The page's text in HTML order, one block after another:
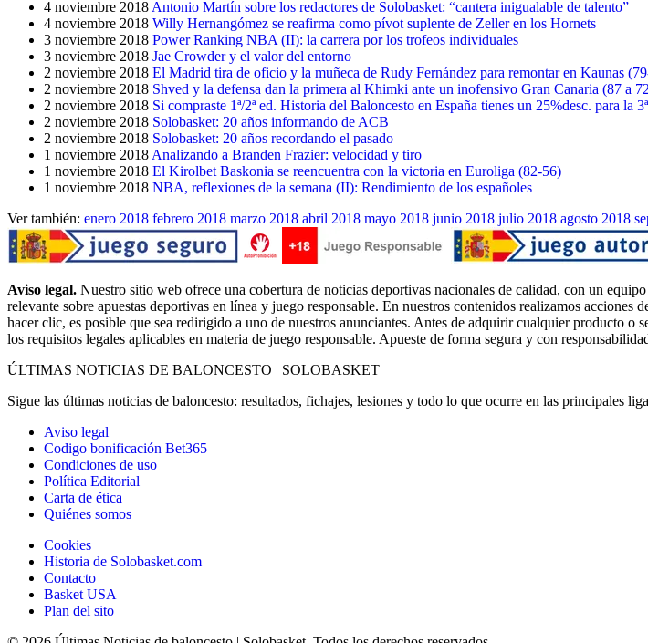
4 noviembre 2018 Antonio Martín sobre los redactores de Solobasket: “cantera inigualable de talento”
4 noviembre 2018 Willy Hernangómez se reafirma como pívot suplente de Zeller en los Hornets
3 noviembre 2018 Power Ranking NBA (II): la carrera por los trofeos individuales
3 noviembre 2018 Jae Crowder y el valor del entorno
2 noviembre 2018 El Madrid tira de oficio y la muñeca de Rudy Fernández para remontar en Kaunas
2 noviembre 2018 Shved y la defensa dan la primera al Khimki ante un inofensivo Gran Canaria (87 a
2 noviembre 2018 Si compraste 1ª/2ª ed. Historia del Baloncesto en España tienes un 25%desc. para la 3ª
2 noviembre 2018 Solobasket: 20 años informando de ACB
2 noviembre 2018 Solobasket: 20 años recordando el pasado
1 noviembre 2018 Analizando a Branden Frazier: velocidad y tiro
1 noviembre 2018 El Kirolbet Baskonia se reencuentra con la victoria en Euroliga (82-56)
1 noviembre 2018 NBA, reflexiones de la semana (II): Rendimiento de los españoles
Ver también: enero 2018 febrero 2018 marzo 2018 abril 2018 mayo 2018 junio 2018 julio 2018 agosto 2018
Aviso legal. Nuestro sitio web ofrece una cobertura de noticias deportivas nacionales de calidad, con un
relevante sobre apuestas deportivas en línea y juego responsable. En nuestros contenidos realizamos
hacer clic, es posible que sea redirigido a uno de nuestros anunciantes. Antes de adquirir cualquier producto
los requisitos legales aplicables en materia de juego responsable. Apueste de forma segura y con
ÚLTIMAS NOTICIAS DE BALONCESTO | SOLOBASKET
Sigue las últimas noticias de baloncesto: resultados, fichajes, lesiones y todo lo que ocurre en las principales
Aviso legal
Codigo bonificación Bet365
Condiciones de uso
Política Editorial
Carta de ética
Quiénes somos
Cookies
Historia de Solobasket.com
Contacto
Basket USA
Plan del sito